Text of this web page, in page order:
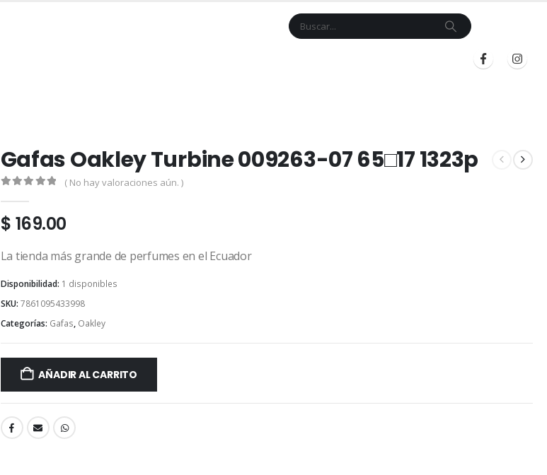
Gafas Oakley Turbine 009263-07 65□17 1323p
( No hay valoraciones aún. )
$ 169.00
La tienda más grande de perfumes en el Ecuador
Disponibilidad: 1 disponibles
SKU: 7861095433998
Categorías: Gafas, Oakley
AÑADIR AL CARRITO